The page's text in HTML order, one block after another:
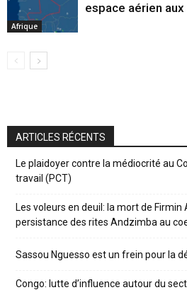
Afrique
espace aérien
ARTICLES RÉCENTS
Le plaidoyer contre la médiocrité au
travail (PCT)
Les voleurs en deuil: la mort de Firmin
persistance des rites Andzimba au
Sassou Nguesso est un frein pour la
Congo: lutte d’influence autour du